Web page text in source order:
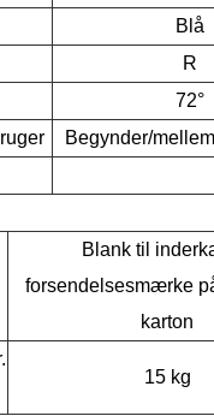
Blå
R
72°
Begynder/
Blank til
forsendelsesmærke
karton
15 kg